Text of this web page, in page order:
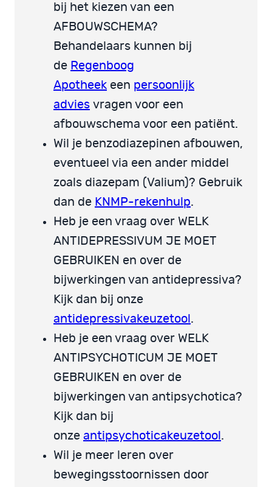
bij het kiezen van een
AFBOUWSCHEMA?
Behandelaars kunnen bij
de Regenboog
Apotheek een persoonlijk
advies vragen voor een
afbouwschema voor een patiënt.
Wil je benzodiazepinen afbouwen,
eventueel via een ander middel
zoals diazepam (Valium)? Gebruik
dan de KNMP-rekenhulp.
Heb je een vraag over WELK
ANTIDEPRESSIVUM JE MOET
GEBRUIKEN en over de
bijwerkingen van antidepressiva?
Kijk dan bij onze
antidepressivakeuzetool .
Heb je een vraag over WELK
ANTIPSYCHOTICUM JE MOET
GEBRUIKEN en over de
bijwerkingen van antipsychotica?
Kijk dan bij
onze antipsychoticakeuzetool .
Wil je meer leren over
bewegingsstoornissen door